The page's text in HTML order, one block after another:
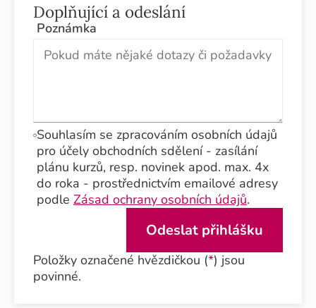
Doplňující a odeslání
Poznámka
Souhlasím se zpracováním osobních údajů
pro účely obchodních sdělení - zasílání
plánu kurzů, resp. novinek apod. max. 4x
do roka - prostřednictvím emailové adresy
podleZásad ochrany osobních údajů.
Položky označené hvězdičkou (*) jsou
povinné.